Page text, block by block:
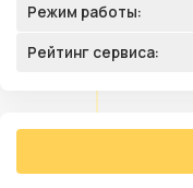
Режим работы:
Рейтинг сервиса: